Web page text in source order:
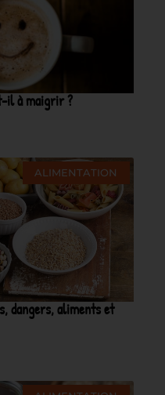
il à maigrir ?
ALIMENTATION
dangers, aliments et